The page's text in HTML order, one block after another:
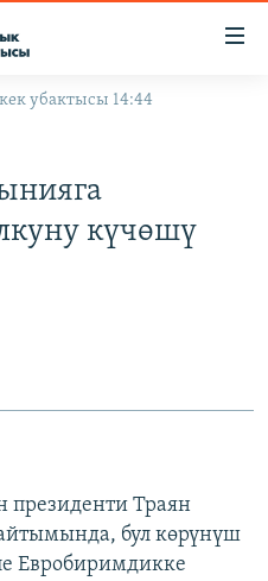
убактысы 14:44
күчөшү
президенти Траян
бул көрүнүш
Евробиримдикке